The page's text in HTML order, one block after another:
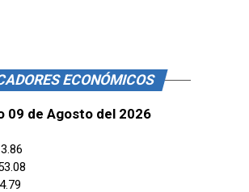
ECONÓMICOS
09 de Agosto del 2026